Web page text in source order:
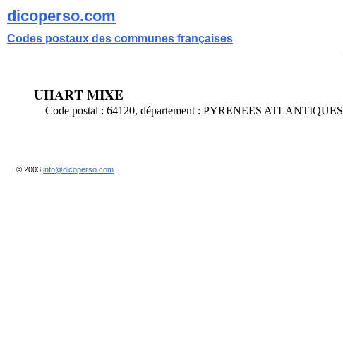
dicoperso.com
Codes postaux des communes françaises
UHART MIXE
Code postal : 64120, département : PYRENEES ATLANTIQUES
© 2003 info@dicoperso.com